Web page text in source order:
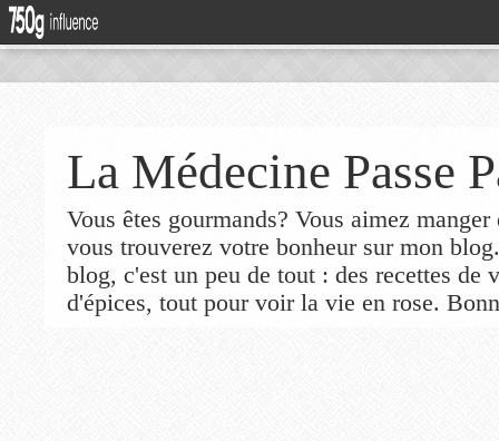
La Médecine Passe
Vous êtes gourmands? Vous aimez
vous trouverez votre bonheur sur mon
blog, c'est un peu de tout : des recettes de
d'épices, tout pour voir la vie en rose.